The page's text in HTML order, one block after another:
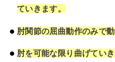
ていきます。
肘関節の屈曲動作のみで動
肘を可能な限り曲げてい